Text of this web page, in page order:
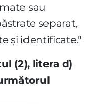
sau
separat,
şi identificate."
(2), litera d)